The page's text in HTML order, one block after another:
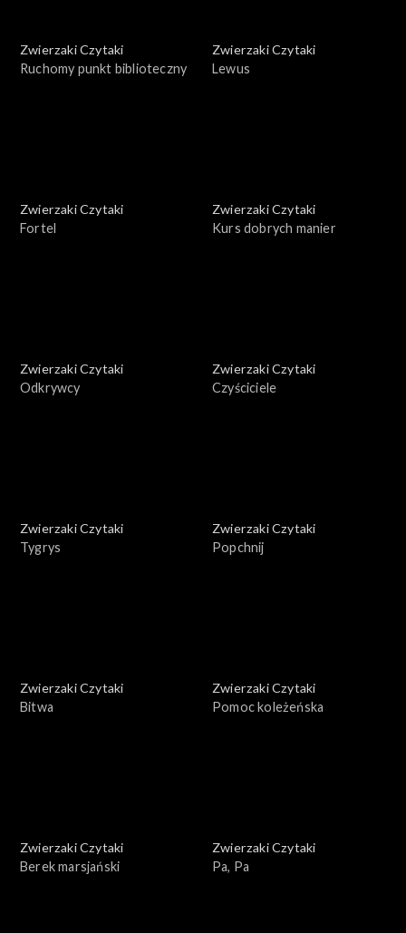
Zwierzaki Czytaki
Ruchomy punkt biblioteczny
Zwierzaki Czytaki
Lewus
Zwierzaki Czytaki
Fortel
Zwierzaki Czytaki
Kurs dobrych manier
Zwierzaki Czytaki
Odkrywcy
Zwierzaki Czytaki
Czyściciele
Zwierzaki Czytaki
Tygrys
Zwierzaki Czytaki
Popchnij
Zwierzaki Czytaki
Bitwa
Zwierzaki Czytaki
Pomoc koleżeńska
Zwierzaki Czytaki
Berek marsjański
Zwierzaki Czytaki
Pa, Pa